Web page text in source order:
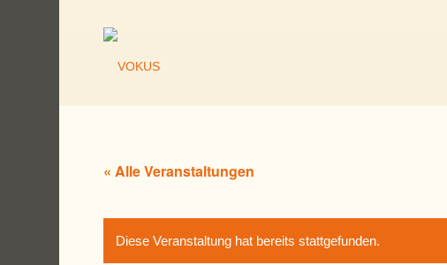
« Alle Veranstaltungen
Diese Veranstaltung hat bereits stattgefunden.